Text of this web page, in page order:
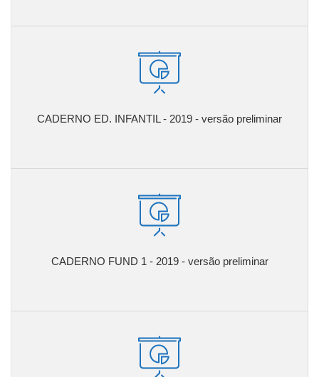
CADERNO ED. INFANTIL - 2019 - versão preliminar
CADERNO FUND 1 - 2019 - versão preliminar